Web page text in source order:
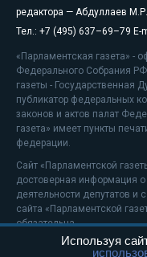
редактора — Абдуллаев М.Р.
Тел.: +7 (495) 637–69–79 E-
«Парламентская газета» -
Федерального Собрания
газеты -
публикатор федеральных
законов и актов палат
газета» имеет пункты
федерации.
Сайт «Парламентской
достоверная информация
деятельности депутатов и
сайта «Парламентской
обязательна.
На информационном
Используя